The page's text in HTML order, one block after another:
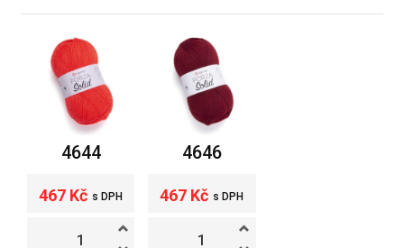
4644
467 Kč s DPH
4646
467 Kč s DPH